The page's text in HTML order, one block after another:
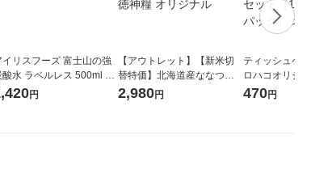
イリスフーズ 富士山の強
酸水 ラベルレス 500ml 1
（24本入）
円
【アウトレット】【新米切
替特価】北海道産ななつぼ
し 無洗米 5kg 1袋 令和7年産
2,980円
ティッシュペ
ロハコオリジ
ックティッシ
470円